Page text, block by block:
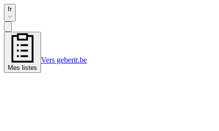
fr
Mes listes
Vers geberit.be